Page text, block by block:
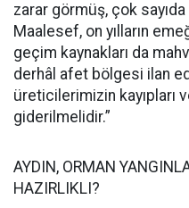
zarar görmüş, çok
Maalesef, on yılların
geçim kaynakları da
derhâl afet bölgesi ilan
üreticilerimizin kayıpları
giderilmelidir.”
AYDIN, ORMAN
HAZIRLIKLI?